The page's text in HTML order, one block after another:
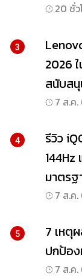
20 ชั่
3
2026
สนับสนุ
7 ส.ค.
4
รีวิว
มาตร
7 ส.ค.
5
7 เหตุ
ปกป้อ
7 ส.ค.